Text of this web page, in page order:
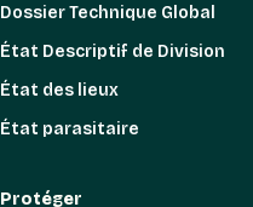
Dossier Technique Global
État Descriptif de Division
État des lieux
État parasitaire
Protéger